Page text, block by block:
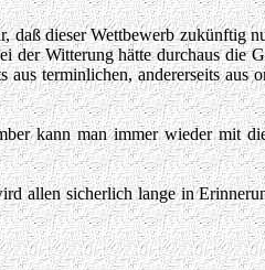
dieser Wettbewerb zukünftig
Witterung hätte durchaus die
terminlichen, andererseits aus
kann man immer wieder mit
allen sicherlich lange in